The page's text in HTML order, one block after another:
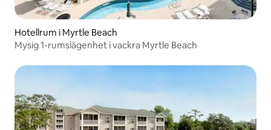
Hotellrum i Myrtle Beach
Mysig 1-rumslägenhet i vackra Myrtle Beach